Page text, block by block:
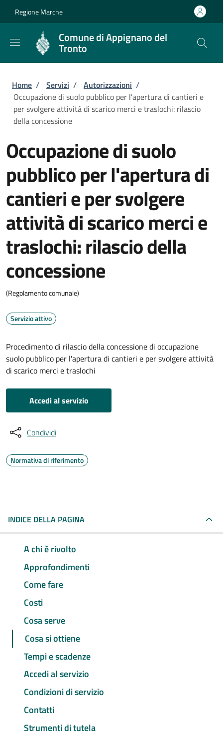
Regione Marche
Comune di Appignano del
Tronto
Briciole di pane
Home / Servizi / Autorizzazioni /
Occupazione di suolo pubblico per l'apertura di cantieri e
per svolgere attività di scarico merci e traslochi: rilascio
della concessione
Occupazione di suolo
pubblico per l'apertura di
cantieri e per svolgere
attività di scarico merci e
traslochi: rilascio della
concessione
(Regolamento comunale)
Servizio attivo
Procedimento di rilascio della concessione di occupazione
suolo pubblico per l'apertura di cantieri e per svolgere attività
di scarico merci e traslochi
Accedi al servizio
Condividi
Normativa di riferimento
INDICE DELLA PAGINA
A chi è rivolto
Approfondimenti
Come fare
Costi
Cosa serve
Cosa si ottiene
Tempi e scadenze
Accedi al servizio
Condizioni di servizio
Contatti
Strumenti di tutela